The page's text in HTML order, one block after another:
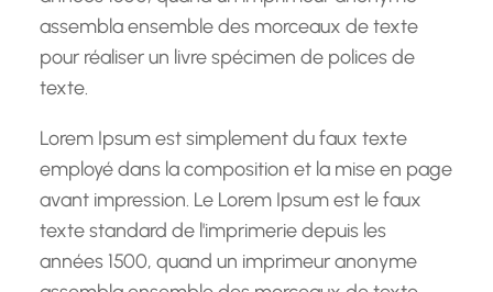
assembla ensemble des morceaux de texte
pour réaliser un livre spécimen de polices de
texte.
Lorem Ipsum est simplement du faux texte
employé dans la composition et la mise en page
avant impression. Le Lorem Ipsum est le faux
texte standard de l'imprimerie depuis les
années 1500, quand un imprimeur anonyme